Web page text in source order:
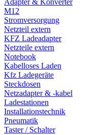
M12
Stromversorgung
Netzteil extern
KFZ Ladeadapter
Netzteile extern
Notebook
Kabelloses Laden
Kfz Ladegeräte
Steckdosen
Netzadapter & -kabel
Ladestationen
Installationstechnik
Pneumatik
Taster / Schalter